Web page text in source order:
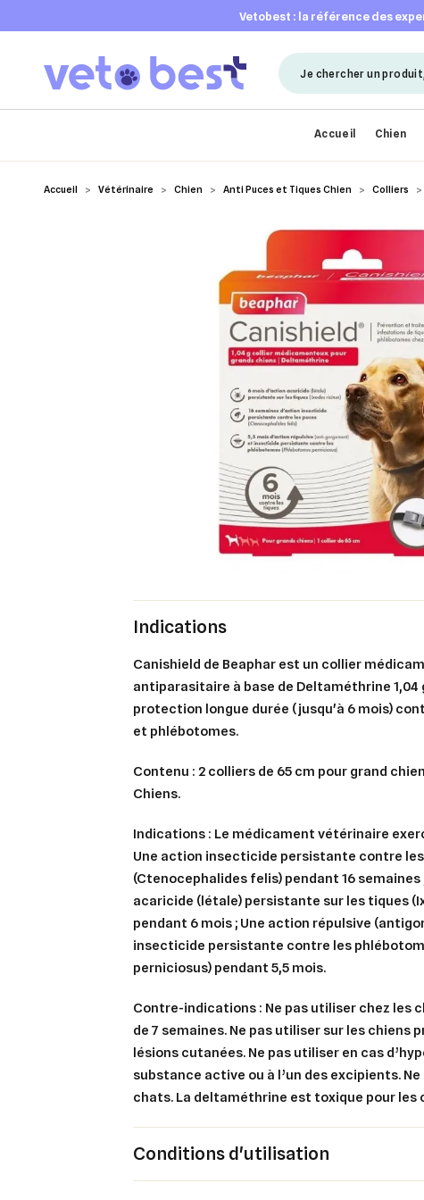
vetobest : la référence des
Accueil Chien
Accueil Vétérinaire Chien Anti Puces et Tiques Chien Colliers
Indications
Canishield de Beaphar est un collier
antiparasitaire à base de Deltaméthrine 1,04
protection longue durée (jusqu'à 6 mois)
et phlébotomes.
Contenu : 2 colliers de 65 cm pour grand
Chiens.
Indications : Le médicament vétérinaire
Une action insecticide persistante contre
(Ctenocephalides felis) pendant 16 semaines
acaricide (létale) persistante sur les tiques
pendant 6 mois ; Une action répulsive
insecticide persistante contre les
perniciosus) pendant 5,5 mois.
Contre-indications : Ne pas utiliser chez les
de 7 semaines. Ne pas utiliser sur les chiens
lésions cutanées. Ne pas utiliser en cas
substance active ou à l’un des excipients.
chats. La deltaméthrine est toxique pour les
Conditions d'utilisation
Vous